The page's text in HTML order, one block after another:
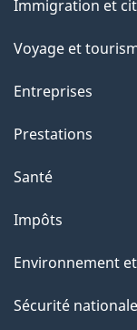
sujets
Immigration et
Voyage et
Entreprises
Prestations
Santé
Impôts
Environnement
Sécurité